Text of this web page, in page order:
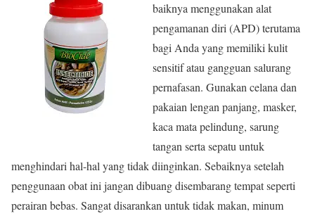
baiknya menggunakan alat
pengamanan diri (APD) terutama
bagi Anda yang memiliki kulit
sensitif atau gangguan salurang
pernafasan. Gunakan celana dan
pakaian lengan panjang, masker,
kaca mata pelindung, sarung
tangan serta sepatu untuk
menghindari hal-hal yang tidak diinginkan. Sebaiknya setelah
penggunaan obat ini jangan dibuang disembarang tempat seperti
perairan bebas. Sangat disarankan untuk tidak makan, minum